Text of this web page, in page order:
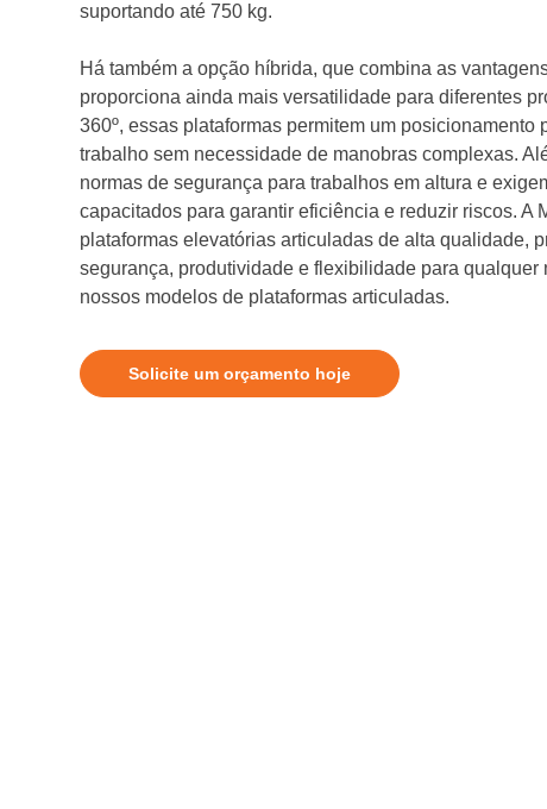
suportando até 750 kg.
Há também a opção híbrida, que combina as
proporciona ainda mais versatilidade para diferentes
360º, essas plataformas permitem um posicionamento
trabalho sem necessidade de manobras complexas.
normas de segurança para trabalhos em altura e
capacitados para garantir eficiência e reduzir riscos. A
plataformas elevatórias articuladas de alta qualidade,
segurança, produtividade e flexibilidade para qualquer
nossos modelos de plataformas articuladas.
Solicite um orçamento hoje